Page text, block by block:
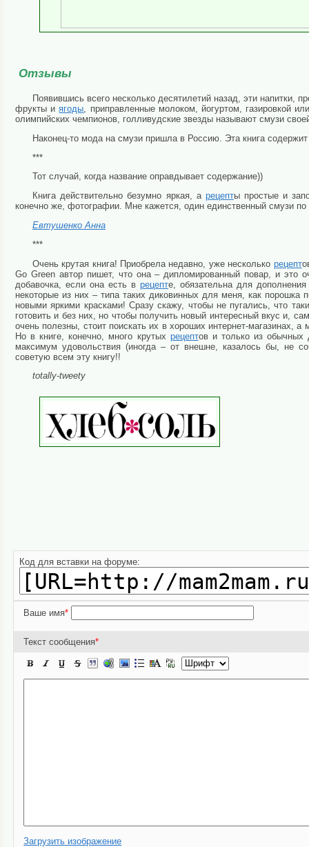
Отзывы
Появившись всего несколько десятилетий назад, эти
фрукты иягоды, приправленные молоком, йогуртом, газировкой
олимпийских чемпионов, голливудские звезды называют смузи
Наконец-то мода на смузи пришла в Россию. Эта книга
***
Тот случай, когда название оправдывает содержание))
Книга действительно безумно яркая, а рецепты простые и
конечно же, фотографии. Мне кажется, один единственный смузи по
Евтушенко Анна
***
Очень крутая книга! Приобрела недавно, уже несколько рецепт
Go Green автор пишет, что она – дипломированный повар, и это
добавочка, если она есть в рецепте, обязательна для
некоторые из них – типа таких диковинных для меня, как порошка
новыми яркими красками! Сразу скажу, чтобы не пугались, что
готовить и без них, но чтобы получить новый интересный вкус и,
очень полезны, стоит поискать их в хороших интернет-магазинах,
Но в книге, конечно, много крутых рецептов и только из обычных
максимум удовольствия (иногда – от внешне, казалось бы, не
советую всем эту книгу!!
totally-tweety
Код для вставки на форуме:
Ваше имя*
Текст сообщения*
Загрузить изображение